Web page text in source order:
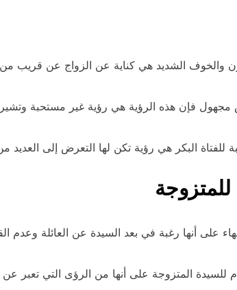
والخوف الشديد هي كناية عن الزواج عن
مجهول فإن هذه الرؤية هي رؤية غير مستحبة
البكر هي رؤية تكن لها التعرض إلى العديد
على أنها رغبة في بعد السيدة عن العائلة وعدم
للسيدة المتزوجة على أنها من الرؤى التي